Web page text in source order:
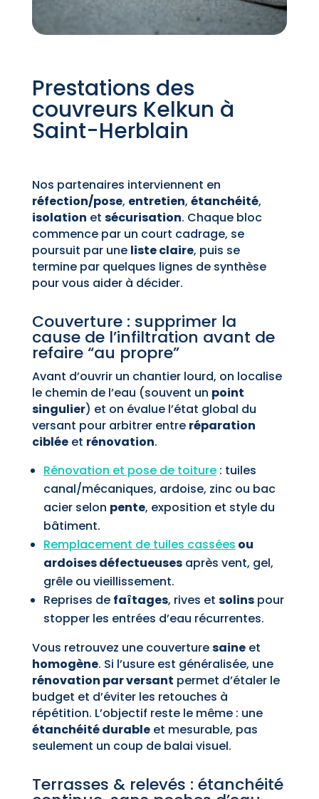
Prestations des
couvreurs Kelkun à
Saint-Herblain
Nos partenaires interviennent en
réfection/pose, entretien, étanchéité,
isolation et sécurisation. Chaque bloc
commence par un court cadrage, se
poursuit par une liste claire, puis se
termine par quelques lignes de synthèse
pour vous aider à décider.
Couverture : supprimer la
cause de l’infiltration avant de
refaire “au propre”
Avant d’ouvrir un chantier lourd, on localise
le chemin de l’eau (souvent un point
singulier) et on évalue l’état global du
versant pour arbitrer entre réparation
cibléeet rénovation.
Rénovation et pose de toiture: tuiles
canal/mécaniques, ardoise, zinc ou bac
acier selon pente, exposition et style du
bâtiment.
Remplacement de tuiles cassées ou
ardoises défectueusesaprès vent, gel,
grêle ou vieillissement.
Reprises de faîtages, rives et solinspour
stopper les entrées d’eau récurrentes.
Vous retrouvez une couverturesaineet
homogène. Si l’usure est généralisée, une
rénovation par versant permet d’étaler le
budget et d’éviter les retouches à
répétition. L’objectif reste le même : une
étanchéité durableet mesurable, pas
seulement un coup de balai visuel.
Terrasses & relevés : étanchéité